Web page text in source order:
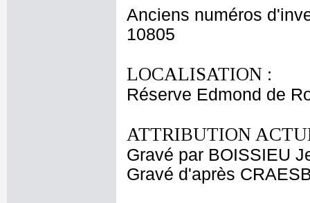
Anciens numéros
10805
LOCALISATION :
Réserve Edmond de
ATTRIBUTION
Gravé par BOISSIEU
Gravé d'après